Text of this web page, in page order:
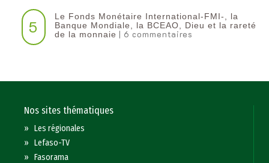
5
Le Fonds Monétaire International-FMI-, la
Banque Mondiale, la BCEAO, Dieu et la rareté
de la monnaie | 6 commentaires
Nos sites thématiques
»Les régionales
»Lefaso-TV
»Fasorama